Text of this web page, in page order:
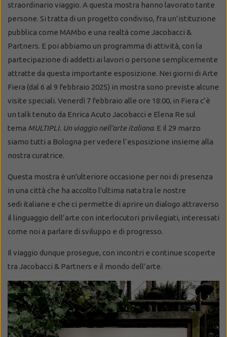
straordinario viaggio. A questa mostra hanno lavorato tante
persone. Si tratta di un progetto condiviso, fra un’istituzione
pubblica come MAMbo e una realtà come Jacobacci &
Partners. E poi abbiamo un programma di attività, con la
partecipazione di addetti ai lavori o persone semplicemente
attratte da questa importante esposizione. Nei giorni di Arte
Fiera (dal 6 al 9 febbraio 2025) in mostra sono previste alcune
visite speciali. Venerdì 7 febbraio alle ore 18:00, in Fiera c’è
un talk tenuto da Enrica Acuto Jacobacci e Elena Re sul
tema MULTIPLI. Un viaggio nell’arte italiana. E il 29 marzo
siamo tutti a Bologna per vedere l’esposizione insieme alla
nostra curatrice.
Questa mostra è un'ulteriore occasione per noi di presenza
in una città che ha accolto l'ultima nata tra le nostre
sedi italiane e che ci permette di aprire un dialogo attraverso
il linguaggio dell’arte con interlocutori privilegiati, interessati
come noi a parlare di sviluppo e di progresso.
Il viaggio dunque prosegue, con incontri e continue scoperte
tra Jacobacci & Partners e il mondo dell’arte.